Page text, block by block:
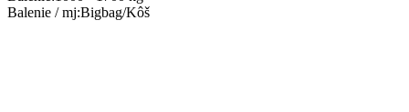
Balenie / mj:Bigbag/Kôš